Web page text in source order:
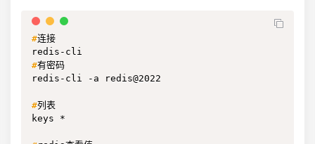
#连接
#有密码
redis-cli -a redis@2022
#列表
keys *